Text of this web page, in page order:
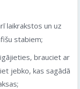
laikrakstos un uz
stabiem;
brauciet ar
jebko, kas sagādā